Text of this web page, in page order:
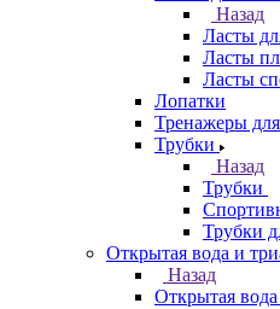
Назад
Ласты
Ласты
Ласты
Лопатки
Тренажеры
Трубки
Назад
Трубки
Трубки
Открытая вода и
Назад
Открытая